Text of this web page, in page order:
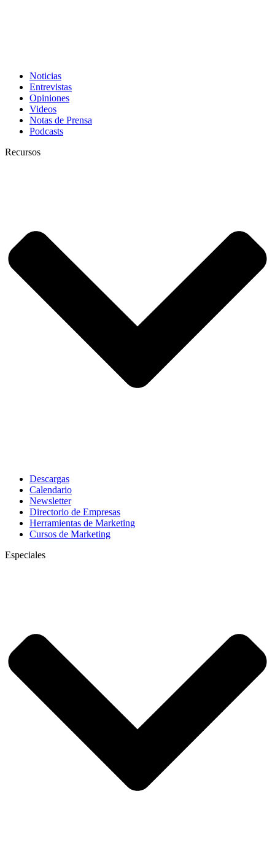
Noticias
Entrevistas
Opiniones
Videos
Notas de Prensa
Podcasts
Recursos
Descargas
Calendario
Newsletter
Directorio de Empresas
Herramientas de Marketing
Cursos de Marketing
Especiales